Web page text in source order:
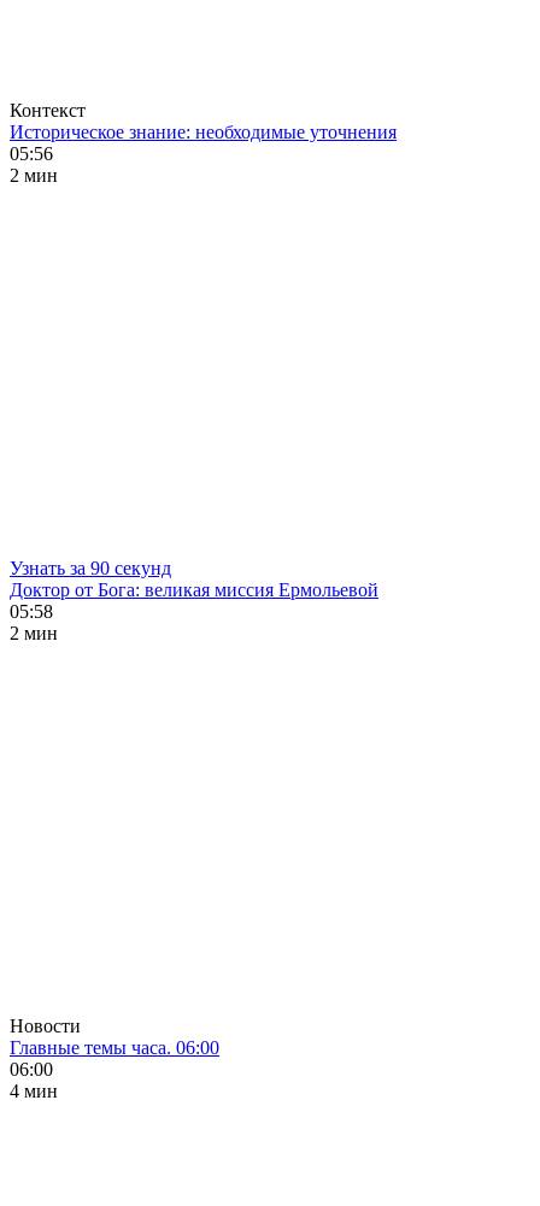
Контекст
Историческое знание: необходимые уточнения
05:56
2 мин
Узнать за 90 секунд
Доктор от Бога: великая миссия Ермольевой
05:58
2 мин
Новости
Главные темы часа. 06:00
06:00
4 мин